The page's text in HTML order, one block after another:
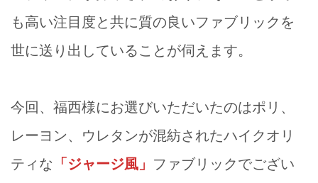
も高い注目度と共に質の良いファブリックを
世に送り出していることが伺えます。
今回、福西様にお選びいただいたのはポリ、
レーヨン、ウレタンが混紡されたハイクオリ
ティな 「ジャージ風」 ファブリックでござい